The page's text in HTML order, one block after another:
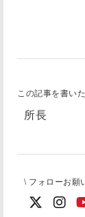
この記事を書い
所長
\ フォローお願